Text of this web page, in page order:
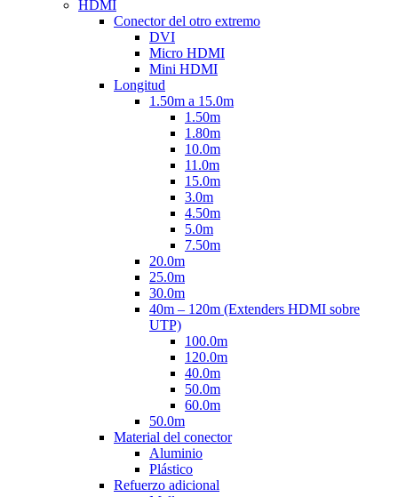
HDMI
Conector del otro extremo
DVI
Micro HDMI
Mini HDMI
Longitud
1.50m a 15.0m
1.50m
1.80m
10.0m
11.0m
15.0m
3.0m
4.50m
5.0m
7.50m
20.0m
25.0m
30.0m
40m – 120m (Extenders HDMI sobre
UTP)
100.0m
120.0m
40.0m
50.0m
60.0m
50.0m
Material del conector
Aluminio
Plástico
Refuerzo adicional